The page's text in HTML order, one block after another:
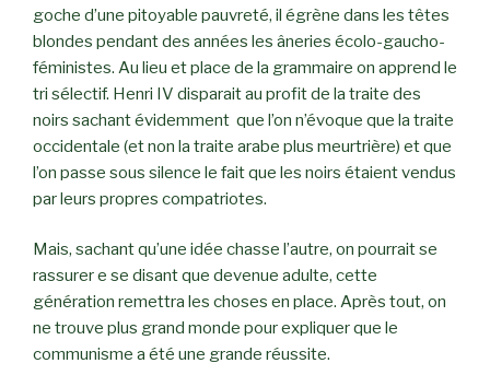
goche d’une pitoyable pauvreté, il égrène dans les têtes
blondes pendant des années les âneries écolo-gaucho-
féministes. Au lieu et place de la grammaire on apprend le
tri sélectif. Henri IV disparait au profit de la traite des
noirs sachant évidemment que l’on n’évoque que la traite
occidentale (et non la traite arabe plus meurtrière) et que
l’on passe sous silence le fait que les noirs étaient vendus
par leurs propres compatriotes.
Mais, sachant qu’une idée chasse l’autre, on pourrait se
rassurer e se disant que devenue adulte, cette
génération remettra les choses en place. Après tout, on
ne trouve plus grand monde pour expliquer que le
communisme a été une grande réussite.